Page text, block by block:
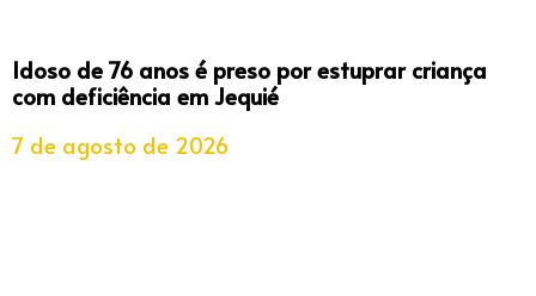
Idoso de 76 anos é preso por estuprar criança
com deficiência em Jequié
7 de agosto de 2026